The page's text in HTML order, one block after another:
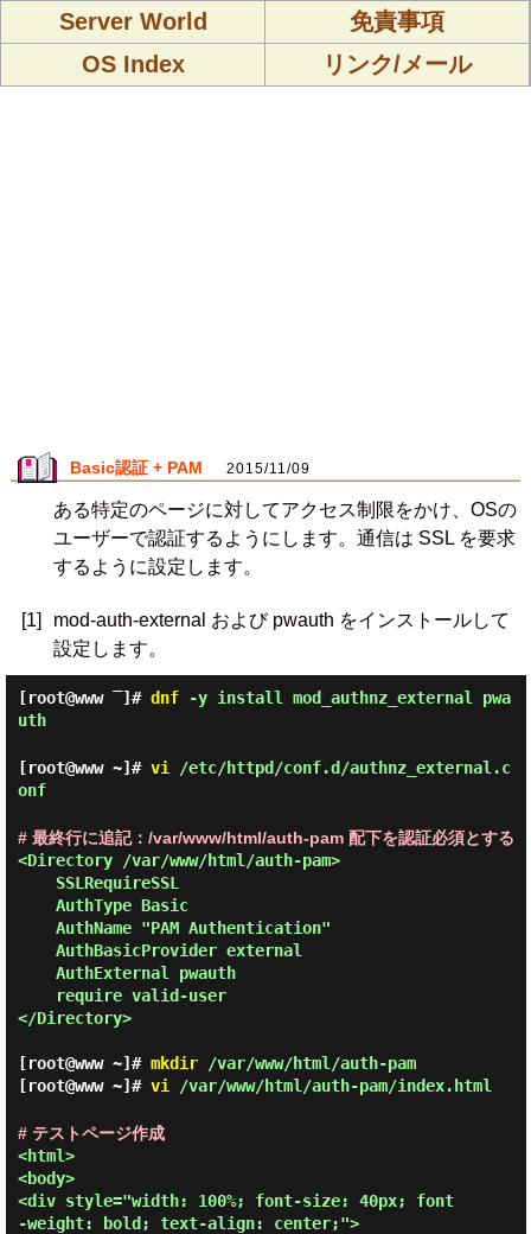
Server World
免責事項
OS Index
リンク/メール
Basic認証 + PAM 2015/11/09
ある特定のページに対してアクセス制限をかけ、OSの
ユーザーで認証するようにします。通信は SSL を要求
するように設定します。
[1]
mod-auth-external および pwauth をインストールして
設定します。
[root@www ‾]# dnf-y install mod_authnz_external pwa
uth
[root@www ~]# vi /etc/httpd/conf.d/authnz_external.c
onf
# 最終行に追記：/var/www/html/auth-pam 配下を認証必須とする
<Directory /var/www/html/auth-pam>
</Directory>
[root@www ~]# mkdir/var/www/html/auth-pam
[root@www ~]# vi /var/www/html/auth-pam/index.html
# テストページ作成
<html>
<body>
<div style="width: 100%; font-size: 40px; font
-weight: bold; text-align: center;">